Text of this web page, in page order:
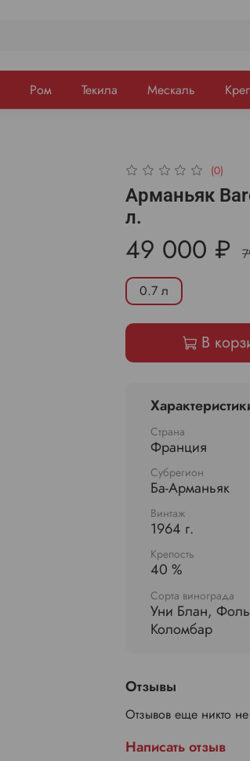
Ром Текила Мескаль
(0)
Арманьяк
л.
49 000 ₽
0.7 л
В
Страна
Франция
Субрегион
Ба-Арманьяк
Винтаж
1964 г.
Крепость
40 %
Сорта винограда
Уни Блан,
Коломбар
Отзывы
Отзывов еще никто не
Написать отзыв